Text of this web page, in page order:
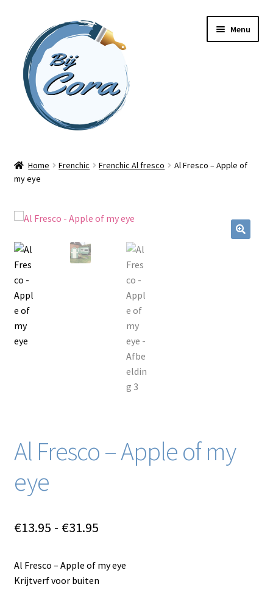
naar
navigatie
inhoud
Menu
Workshops
Online cursussen
Shop
Blog / DIY / Tutorials
Over mij
Contact
Home Frenchic Frenchic Al fresco
Al Fresco – Apple of
my eye
Al Fresco – Apple of my
eye
€13.95 - €31.95Prijsklasse:
tot
Al Fresco – Apple of my eye
Krijtverf voor buiten